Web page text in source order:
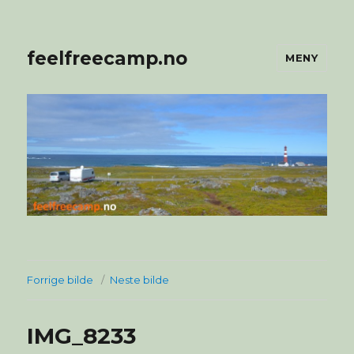
feelfreecamp.no MENY
Forrige bilde Neste bilde
IMG_8233